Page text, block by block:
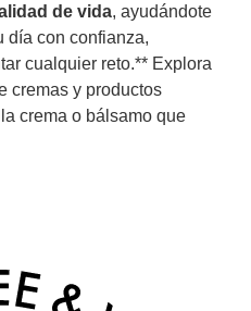
de vida, ayudándote
día con confianza,
cualquier reto.** Explora
cremas y productos
crema o bálsamo que